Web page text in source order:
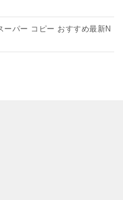
パー コピー おすすめ最新N